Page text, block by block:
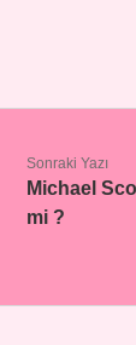
Sonraki Yazı
Michael
mi ?